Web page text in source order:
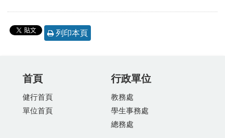
列印本頁
首頁
健行首頁
單位首頁
行政單位
教務處
學生事務處
總務處